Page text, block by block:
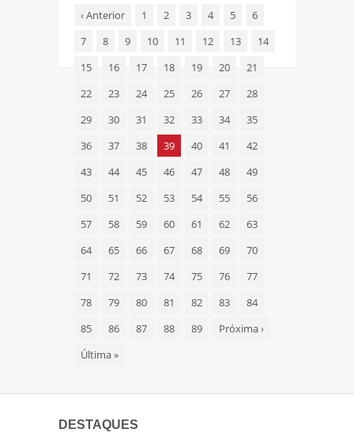
‹Anterior 1 2 3 4 5
6
7
8 9 10 11 12 13
14
15
16 17 18 19 20
21
22
23 24 25 26 27
28
29
30 31 32 33 34
35
36
37 38 39 40 41
42
43
44 45 46 47 48
49
50
51 52 53 54 55
56
57
58 59 60 61 62
63
64
65 66 67 68 69
70
71
72 73 74 75 76
77
78
79 80 81 82 83
84
85
86 87 88 89 Próxima›
Última»
DESTAQUES